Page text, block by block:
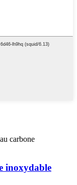
inoxydable